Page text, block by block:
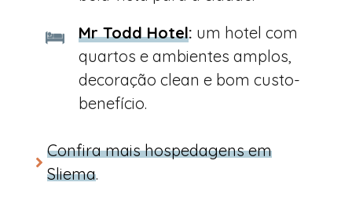
Mr Todd Hotel: um hotel com
quartos e ambientes amplos,
decoração clean e bom custo-
benefício.
Confira mais hospedagens em
Sliema.